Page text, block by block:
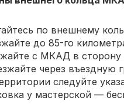
по внешнему
до 85-го
с МКАД в сторону
через въездную
следуйте
у мастерской —